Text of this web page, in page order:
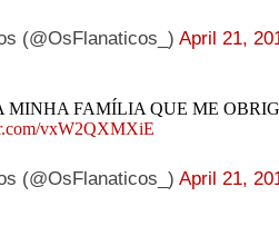
(@OsFlanaticos_) April 21,
MINHA FAMÍLIA QUE ME
vxW2QXMXiE
(@OsFlanaticos_) April 21,